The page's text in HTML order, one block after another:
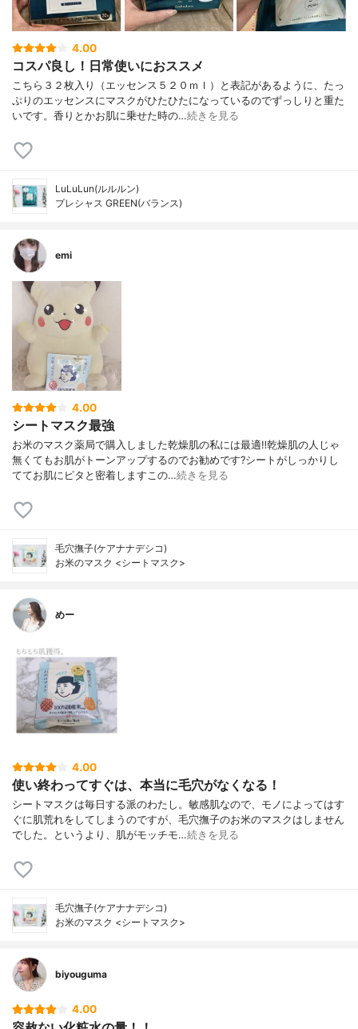
4.00
コスパ良し！日常使いにおススメ
こちら３２枚入り（エッセンス５２０ｍｌ）と表記があるように、たっ
ぷりのエッセンスにマスクがひたひたになっているのでずっしりと重た
いです。香りとかお肌に乗せた時の…続きを見る
LuLuLun(ルルルン)
プレシャス GREEN(バランス)
emi
4.00
シートマスク最強
お米のマスク薬局で購入しました乾燥肌の私には最適‼️乾燥肌の人じゃ
無くてもお肌がトーンアップするのでお勧めです?シートがしっかりし
ててお肌にピタと密着しますこの…続きを見る
毛穴撫子(ケアナナデシコ)
お米のマスク <シートマスク>
めー
4.00
使い終わってすぐは、本当に毛穴がなくなる！
シートマスクは毎日する派のわたし。敏感肌なので、モノによってはす
ぐに肌荒れをしてしまうのですが、毛穴撫子のお米のマスクはしません
でした。というより、肌がモッチモ…続きを見る
毛穴撫子(ケアナナデシコ)
お米のマスク <シートマスク>
biyouguma
4.00